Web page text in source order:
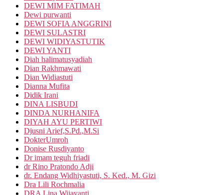
DEWI MIM FATIMAH
Dewi purwanti
DEWI SOFIA ANGGRINI
DEWI SULASTRI
DEWI WIDIYASTUTIK
DEWI YANTI
Diah halimatusyadiah
Dian Rakhmawati
Dian Widiastuti
Dianna Mufita
Didik Irani
DINA LISBUDI
DINDA NURHANIFA
DIYAH AYU PERTIWI
Djusni Arief,S.Pd.,M.Si
DokterUmroh
Donise Rusdiyanto
Dr imam teguh friadi
dr Rino Pratondo Adji
dr. Endang Widhiyastuti, S. Ked., M. Gizi
Dra Lili Rochmalia
DRA Lina Wijayanti